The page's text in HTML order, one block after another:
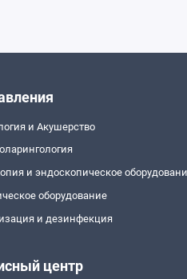
и Акушерство
и эндоскопическое
оборудование
и дезинфекция
центр